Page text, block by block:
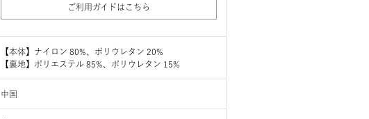
ご利用ガイドはこちら
【本体】ナイロン 80%、ポリウレタン 20%
【裏地】ポリエステル 85%、ポリウレタン 15%
中国